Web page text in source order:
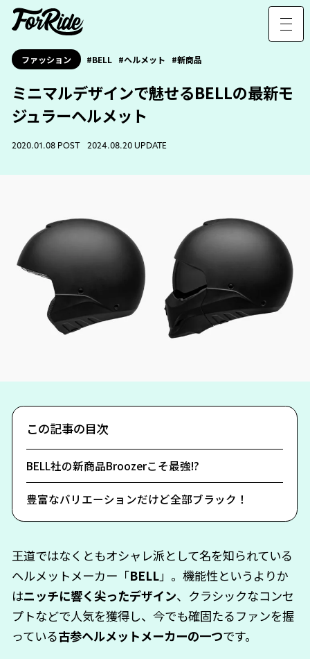
ファッション BELL ヘルメット 新商品
ミニマルデザインで魅せるBELLの最新モ
ジュラーヘルメット
2020.01.08 POST 2024.08.20 UPDATE
この記事の目次
BELL社の新商品Broozerこそ最強!?
豊富なバリエーションだけど全部ブラック！
王道ではなくともオシャレ派として名を知られている
ヘルメットメーカー「BELL」。機能性というよりか
はニッチに響く尖ったデザイン、クラシックなコンセ
プトなどで人気を獲得し、今でも確固たるファンを握
っている古参ヘルメットメーカーの一つです。